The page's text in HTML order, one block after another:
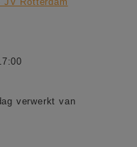
verwerkt van